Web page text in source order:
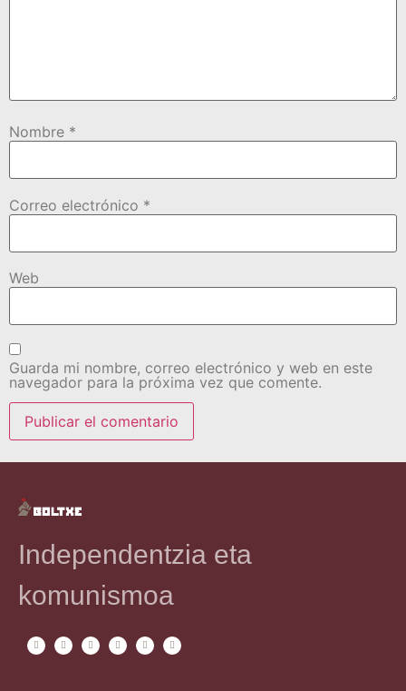
Nombre *
Correo electrónico *
Web
Guarda mi nombre, correo electrónico y web en este
navegador para la próxima vez que comente.
Independentzia eta
komunismoa